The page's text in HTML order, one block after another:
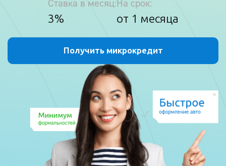
Ставка в месяц:
3%
На срок:
от 1 месяца
Получить микрокредит